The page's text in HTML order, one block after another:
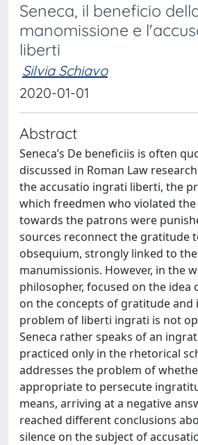
Seneca, il beneficio
manomissione e
liberti
Silvia Schiavo
2020-01-01
Abstract
Seneca’s De beneficiis is often
discussed in Roman Law
the accusatio ingrati liberti, the
which freedmen who violated
towards the patrons were
sources reconnect the gratitude
obsequium, strongly linked to
manumissionis. However, in the
philosopher, focused on the idea
on the concepts of gratitude
problem of liberti ingrati is not
Seneca rather speaks of an
practiced only in the rhetorical
addresses the problem of
appropriate to persecute
means, arriving at a negative
reached different conclusions
silence on the subject of